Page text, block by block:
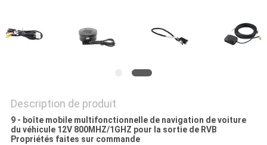
Description de produit
9 - boîte mobile multifonctionnelle de navigation de voiture
du véhicule 12V 800MHZ/1GHZ pour la sortie de RVB
Propriétés faites sur commande